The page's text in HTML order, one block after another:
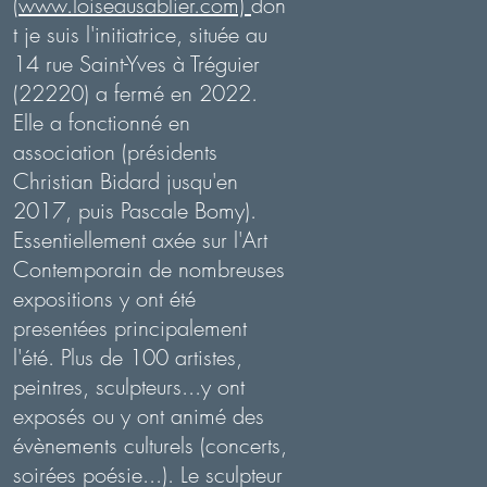
t je suis l'initiatrice, située au
14 rue Saint-Yves à Tréguier
(22220) a fermé en 2022.
Elle a fonctionné en
association (présidents
Christian Bidard jusqu'en
2017, puis Pascale Bomy).
Essentiellement axée sur l'Art
Contemporain de nombreuses
expositions y ont été
presentées principalement
l'été. Plus de 100 artistes,
peintres, sculpteurs...y ont
exposés ou y ont animé des
évènements culturels (concerts,
soirées poésie...). Le sculpteur